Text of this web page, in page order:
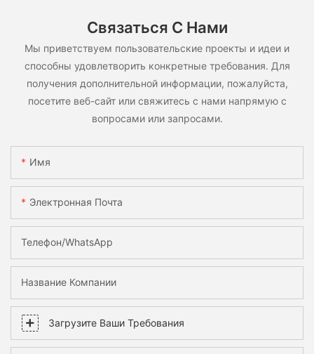
Связаться С Нами
Мы приветствуем пользовательские проекты и идеи и
способны удовлетворить конкретные требования. Для
получения дополнительной информации, пожалуйста,
посетите веб-сайт или свяжитесь с нами напрямую с
вопросами или запросами.
Имя
Электронная Почта
Телефон/WhatsApp
Название Компании
Загрузите Ваши Требования